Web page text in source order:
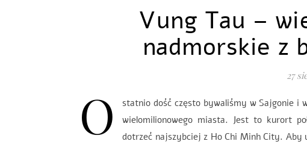
Vung Tau –
nadmorskie z
27
O
statnio dość często bywaliśmy w Sajgonie i
wielomilionowego miasta. Jest to kurort
dotrzeć najszybciej z Ho Chi Minh City. Aby